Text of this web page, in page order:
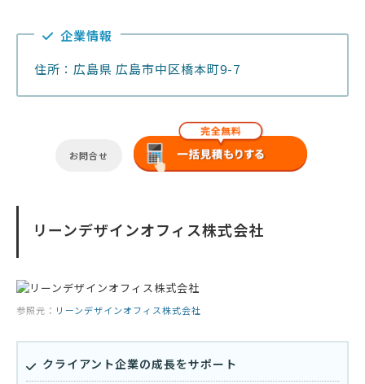
企業情報
住所：広島県 広島市中区橋本町9-7
お問合せ
リーンデザインオフィス株式会社
参照元： リーンデザインオフィス株式会社
クライアント企業の成長をサポート